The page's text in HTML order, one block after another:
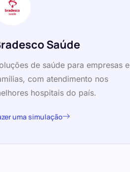
Saúde
de saúde para empresas e
com atendimento nos
hospitais do país.
uma simulação